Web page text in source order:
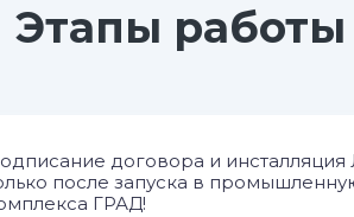
Этапы
договора и
после запуска в
ГРАД!